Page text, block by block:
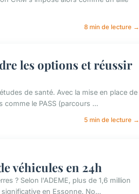
8 min de lecture →
les options et réussir
de santé. Avec la mise en place de
le PASS (parcours ...
5 min de lecture →
véhicules en 24h
? Selon l'ADEME, plus de 1,6 million
en Essonne. No...